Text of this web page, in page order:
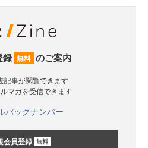
録 無料 のご案内
記事が閲覧できます
マガを受信できます
バックナンバー
会員登録 無料